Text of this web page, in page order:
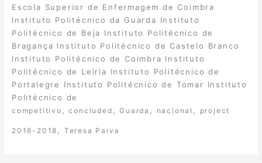
Escola Superior de Enfermagem de Coimbra
Instituto Politécnico da Guarda Instituto
Politécnico de Beja Instituto Politécnico de
Bragança Instituto Politécnico de Castelo Branco
Instituto Politécnico de Coimbra Instituto
Politécnico de Leiria Instituto Politécnico de
Portalegre Instituto Politécnico de Tomar Instituto
Politécnico de
competitivo ,concluded ,Guarda nacional project
2016-2018 Teresa Paiva